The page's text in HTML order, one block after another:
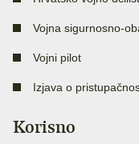
Vojna sigurnosno-
Vojni pilot
Izjava o
Korisno